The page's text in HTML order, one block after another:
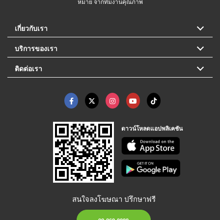
เกี่ยวกับเรา
บริการของเรา
ติดต่อเรา
ดาวน์โหลดแอปพลิเคชัน
สนใจลงโฆษณา ปรึกษาฟรี